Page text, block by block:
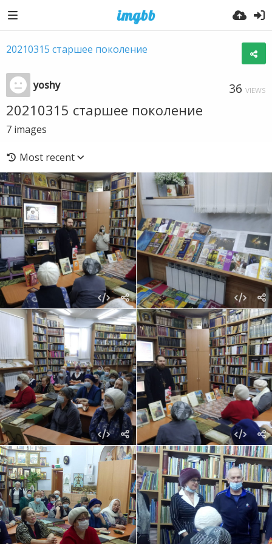
20210315 старшее поколение
yoshy 36 VIEWS
20210315 старшее поколение
7 images
Most recent